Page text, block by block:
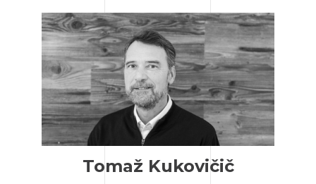
Tomaž Kukovičič